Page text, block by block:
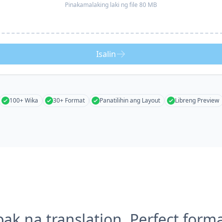
Pinakamalaking laki ng file 80 MB
Isalin
100+ Wika 30+ Format Panatilihin ang Layout Libreng Preview